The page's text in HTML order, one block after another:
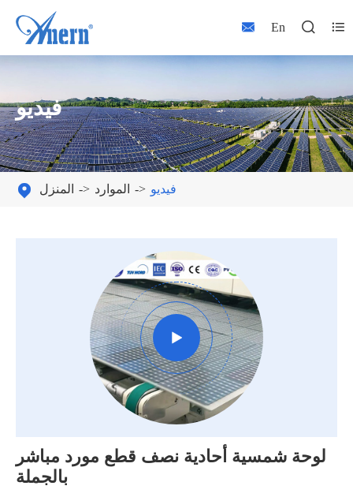
 En  
فيديو
 المنزل الموارد فيديو

لوحة شمسية أحادية نصف قطع مورد مباشر
بالجملة